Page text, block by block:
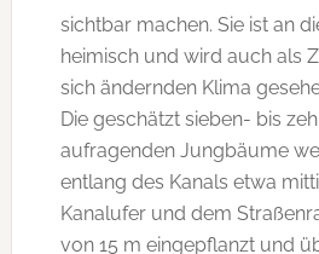
sichtbar machen. Sie ist an
heimisch und wird auch als
sich ändernden Klima
Die geschätzt sieben- bis
aufragenden Jungbäume
entlang des Kanals etwa
Kanalufer und dem
von 15 m eingepflanzt und